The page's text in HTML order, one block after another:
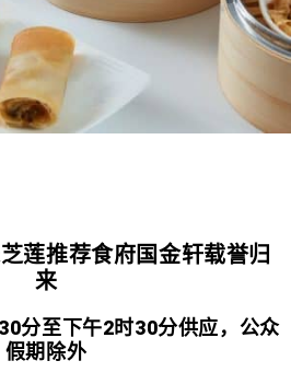
莲推荐食府国金轩载誉归
来
分至下午2时30分供应，公众
假期除外